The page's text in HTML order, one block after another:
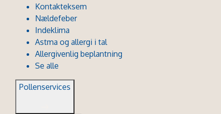
Kontakteksem
Nældefeber
Indeklima
Astma og allergi i tal
Allergivenlig beplantning
Se alle
Pollenservices